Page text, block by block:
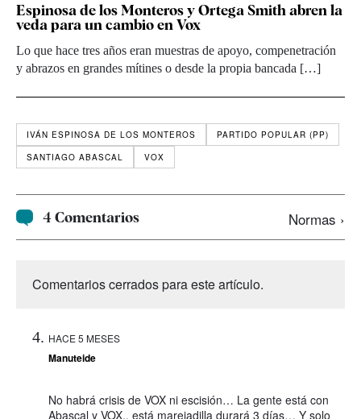
Espinosa de los Monteros y Ortega Smith abren la
veda para un cambio en Vox
Lo que hace tres años eran muestras de apoyo, compenetración
y abrazos en grandes mítines o desde la propia bancada […]
IVÁN ESPINOSA DE LOS MONTEROS
PARTIDO POPULAR (PP)
SANTIAGO ABASCAL
VOX
4 Comentarios Normas ›
Comentarios cerrados para este artículo.
HACE 5 MESES
Manuteide
No habrá crisis de VOX ni escisión… La gente está con
Abascal y VOX.. está marejadilla durará 3 días… Y solo